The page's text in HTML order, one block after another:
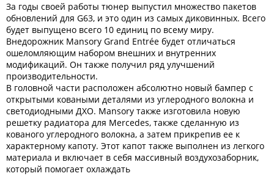
За годы своей работы тюнер выпустил множество пакетов
обновлений для G63, и это один из самых диковинных. Всего
будет выпущено всего 10 единиц по всему миру.
Внедорожник Mansory Grand Entrée будет отличаться
ошеломляющим набором внешних и внутренних
модификаций. Он также получил ряд улучшений
производительности.
В головной части расположен абсолютно новый бампер с
открытыми коваными деталями из углеродного волокна и
светодиодными ДХО. Mansory также изготовила новую
решетку радиатора для Mercedes, также сделанную из
кованого углеродного волокна, а затем прикрепив ее к
характерному капоту. Этот капот также выполнен из легкого
материала и включает в себя массивный воздухозаборник,
который помогает охлаждать